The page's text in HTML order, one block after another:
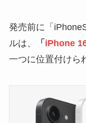
発売前に「
ルは、
「 iPhone
一つに位置付けら